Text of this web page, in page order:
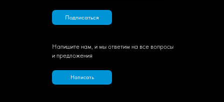
Подписаться
Написать
Напишите нам, и мы ответим на все вопросы
и предложения